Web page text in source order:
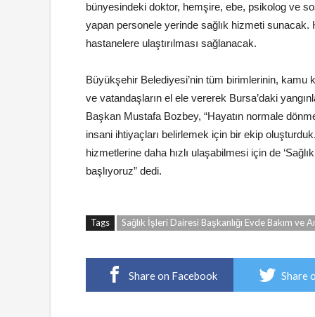
bünyesindeki doktor, hemşire, ebe, psikolog ve
yapan personele yerinde sağlık hizmeti sunacak.
hastanelere ulaştırılması sağlanacak.
Büyükşehir Belediyesi’nin tüm birimlerinin, kamu
ve vatandaşların el ele vererek Bursa’daki
Başkan Mustafa Bozbey, “Hayatın normale
insani ihtiyaçları belirlemek için bir ekip
hizmetlerine daha hızlı ulaşabilmesi için de
başlıyoruz” dedi.
Tags Sağlık İşleri Dairesi Başkanlığı Evde Bakım
Share on Facebook Share